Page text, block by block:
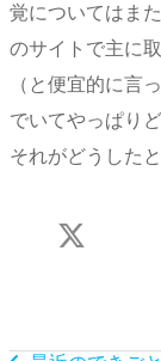
覚についてはま
のサイトで主に
（と便宜的に言
でいてやっぱり
それがどうした